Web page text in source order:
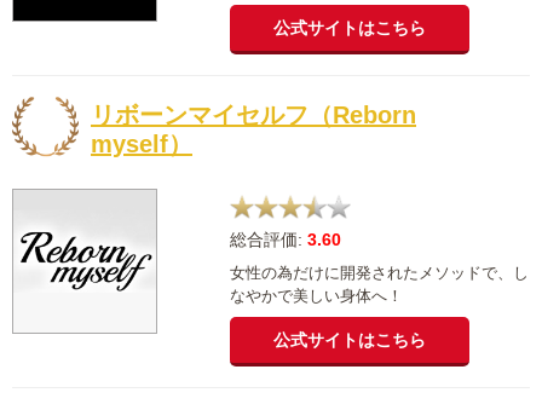
公式サイトはこちら
リボーンマイセルフ（Reborn
myself）
総合評価: 3.60
女性の為だけに開発されたメソッドで、し
なやかで美しい身体へ！
公式サイトはこちら